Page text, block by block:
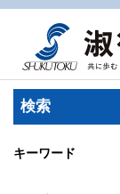
検索
キーワード